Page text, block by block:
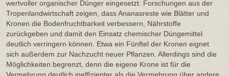
wertvoller organischer Dünger eingesetzt. Forschungen aus der
Tropenlandwirtschaft zeigen, dass Ananasreste wie Blätter und
Kronen die Bodenfruchtbarkeit verbessern, Nährstoffe
zurückgeben und damit den Einsatz chemischer Düngemittel
deutlich verringern können. Etwa ein Fünftel der Kronen eignet
sich außerdem zur Nachzucht neuer Pflanzen. Allerdings sind die
Möglichkeiten begrenzt, denn die eigene Krone ist für die